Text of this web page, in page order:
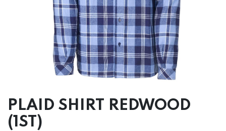
PLAID SHIRT REDWOOD
(1ST)